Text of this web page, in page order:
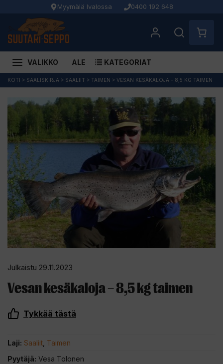
Myymälä Ivalossa 0400 192 648
VALIKKO ALE KATEGORIAT
Siirry
KOTI > SAALISKIRJA > SAALIIT > TAIMEN > VESAN KESÄKALOJA – 8,5 KG TAIMEN
Julkaistu 29.11.2023
Vesan kesäkaloja – 8,5 kg taimen
Tykkää tästä
Laji: Saaliit Taimen
Pyytäjä: Vesa Tolonen